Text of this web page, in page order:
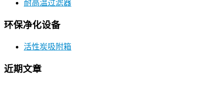
耐高温过滤器
环保净化设备
活性炭吸附箱
近期文章